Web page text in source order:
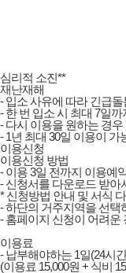
심리적 소진**
재난재해
- 입소 사유에 따라 긴급
- 한 번 입소 시 최대 7일
- 다시 이용을 원하는 경
- 1년 최대 30일 이용이 가
이용신청
이용신청 방법
- 이용 3일 전까지 이용예
- 신청서를 다운로드 받아
* 신청방법 안내 및 서식
- 하단의 거주지역을 선택
- 홈페이지 신청이 어려운
이용료
- 납부해야하는 1일(24시
(이용료 15,000원 + 식비